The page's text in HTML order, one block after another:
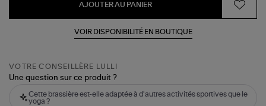
AJOUTER AU PANIER
VOIR DISPONIBILITÉ EN BOUTIQUE
VOTRE CONSEILLÈRE LULLI
Une question sur ce produit ?
Cette brassière est-elle adaptée à d'autres activités sportives que le
yoga ?